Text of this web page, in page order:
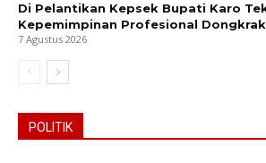
Di Pelantikan Kepsek Bupati Karo
Kepemimpinan Profesional
7 Agustus 2026
POLITIK